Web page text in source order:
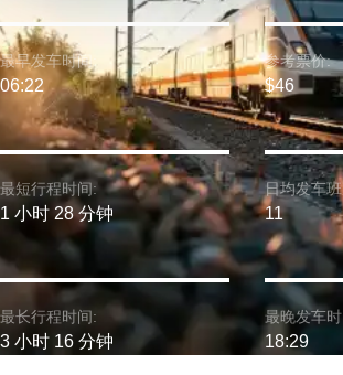
最短行程时间:
1 小时 28 分钟
最早发车时间:
06:22
最长行程时间:
3 小时 16 分钟
参考票价:
$46
日均发车
11
最晚发车
18:29